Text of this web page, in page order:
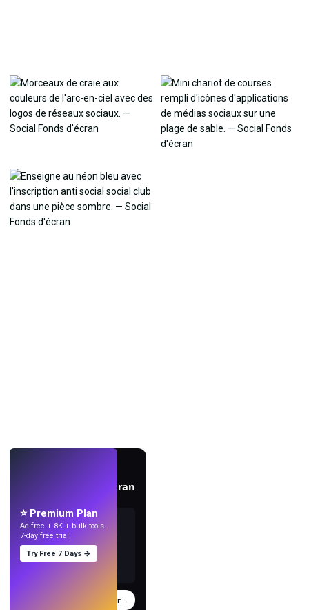
Créez des fonds d'écran
Essayer→
⭐ Premium Plan
Ad-free + 8K + bulk tools.
7-day free trial.
Try Free 7 Days →